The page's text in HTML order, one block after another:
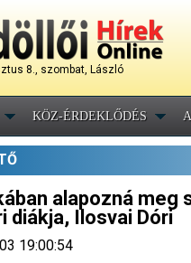
8., szombat, László
KÖZ-ÉRDEKLŐDÉS
alapozná meg
diákja, Ilosvai Dóri
19:00:54